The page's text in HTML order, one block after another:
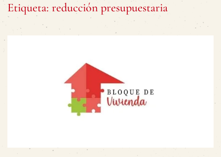
Etiqueta: reducción presupuestaria